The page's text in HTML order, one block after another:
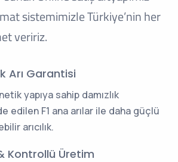
sistemimizle Türkiye’nin her
veririz.
Arı Garantisi
yapıya sahip damızlık
edilen F1 ana arılar ile daha güçlü
arıcılık.
Kontrollü Üretim